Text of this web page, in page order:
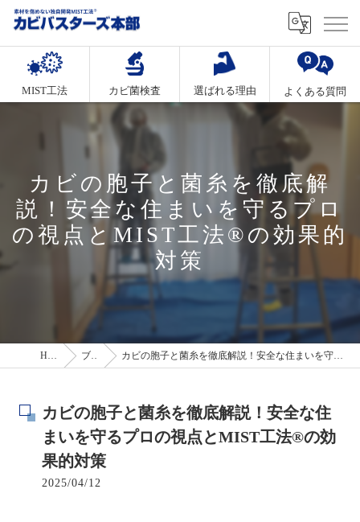
MIST工法 カビ菌検査 選ばれる理由 よくある質問
カビの胞子と菌糸を徹底解
説！安全な住まいを守るプロ
の視点とMIST工法®の効果的
対策
HOME ブログ カビの胞子と菌糸を徹底解説！安全な住まいを守るプロの視点とMIST工法®の効果的対策
カビの胞子と菌糸を徹底解説！安全な住
まいを守るプロの視点とMIST工法®の効
果的対策
2025/04/12